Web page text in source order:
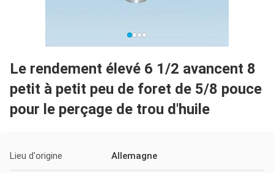
Le rendement élevé 6 1/2 avancent 8
petit à petit peu de foret de 5/8 pouce
pour le perçage de trou d'huile
Lieu d'origine Allemagne